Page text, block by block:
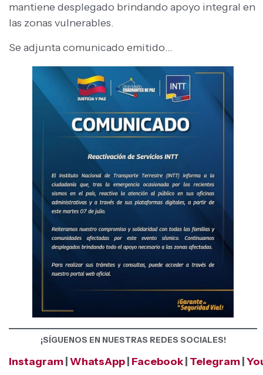
mantiene desplegado brindando apoyo integral en
las zonas vulnerables.
Se adjunta comunicado emitido…
¡SÍGUENOS EN NUESTRAS REDES SOCIALES!
Instagram WhatsApp Facebook Telegram